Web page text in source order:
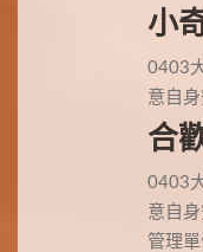
小
0403
意自身
合
0403
意自身
管理